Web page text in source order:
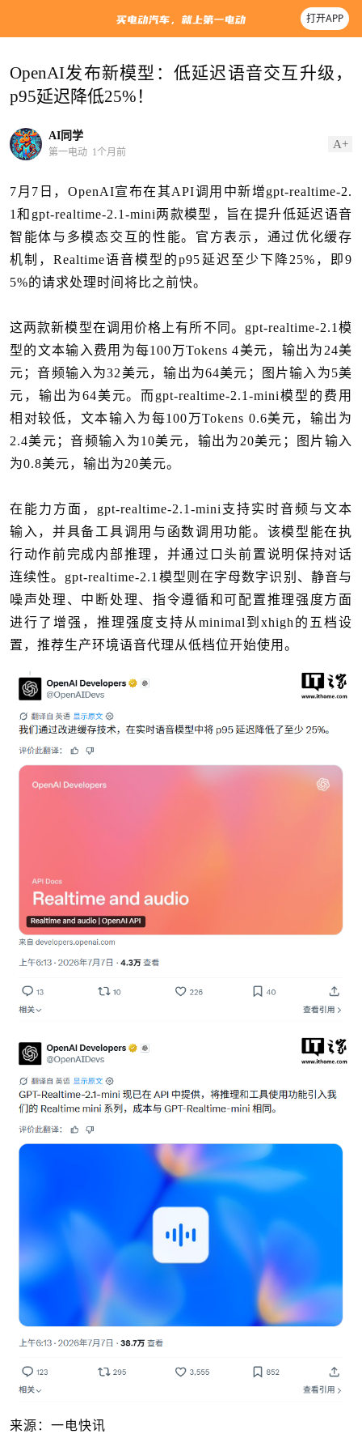
打开APP
OpenAI发布新模型：低延迟语音交互升级，
p95延迟降低25%！
AI同学
第一电动 1个月前
A+
7月7日，OpenAI宣布在其API调用中新增gpt-realtime-2.
1和gpt-realtime-2.1-mini两款模型，旨在提升低延迟语音
智能体与多模态交互的性能。官方表示，通过优化缓存
机制，Realtime语音模型的p95延迟至少下降25%，即9
5%的请求处理时间将比之前快。
这两款新模型在调用价格上有所不同。gpt-realtime-2.1模
型的文本输入费用为每100万Tokens 4美元，输出为24美
元；音频输入为32美元，输出为64美元；图片输入为5美
元，输出为64美元。而gpt-realtime-2.1-mini模型的费用
相对较低，文本输入为每100万Tokens 0.6美元，输出为
2.4美元；音频输入为10美元，输出为20美元；图片输入
为0.8美元，输出为20美元。
在能力方面，gpt-realtime-2.1-mini支持实时音频与文本
输入，并具备工具调用与函数调用功能。该模型能在执
行动作前完成内部推理，并通过口头前置说明保持对话
连续性。gpt-realtime-2.1模型则在字母数字识别、静音与
噪声处理、中断处理、指令遵循和可配置推理强度方面
进行了增强，推理强度支持从minimal到xhigh的五档设
置，推荐生产环境语音代理从低档位开始使用。
来源：一电快讯